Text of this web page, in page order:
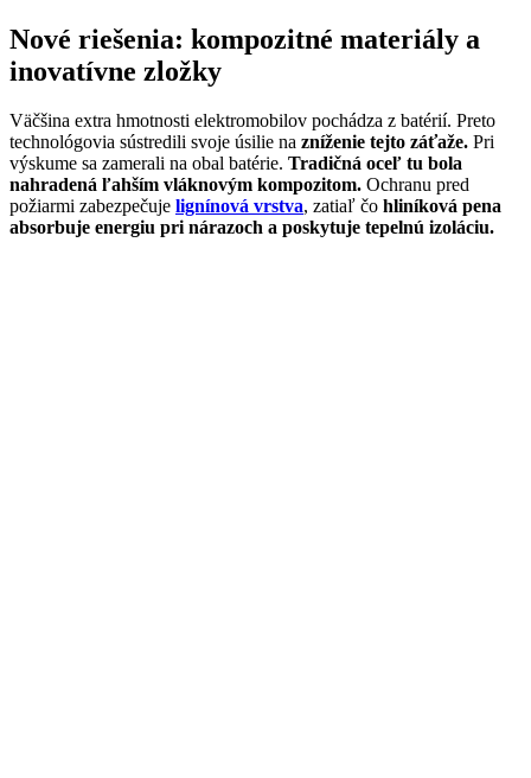
Nové riešenia: kompozitné materiály a
inovatívne zložky
Väčšina extra hmotnosti elektromobilov pochádza z batérií. Preto
technológovia sústredili svoje úsilie na zníženie tejto záťaže. Pri
výskume sa zamerali na obal batérie. Tradičná oceľ tu bola
nahradená ľahším vláknovým kompozitom. Ochranu pred
požiarmi zabezpečuje lignínová vrstva, zatiaľ čo hliníková pena
absorbuje energiu pri nárazoch a poskytuje tepelnú izoláciu.